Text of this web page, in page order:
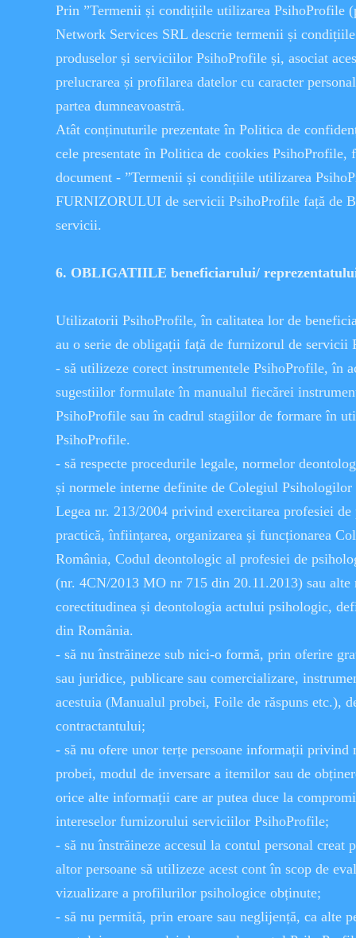
Prin ”Termenii și condițiile utilizarea PsihoProfile
Network Services SRL descrie termenii și
produselor și serviciilor PsihoProfile și, asociat
prelucrarea și profilarea datelor cu caracter
partea dumneavoastră.
Atât conținuturile prezentate în Politica de
cele presentate în Politica de cookies PsihoProfile,
document - ”Termenii și condițiile utilizarea
FURNIZORULUI de servicii PsihoProfile față de
servicii.
6. OBLIGATIILE beneficiarului/
Utilizatorii PsihoProfile, în calitatea lor de
au o serie de obligații față de furnizorul de servicii
- să utilizeze corect instrumentele PsihoProfile, în
sugestiilor formulate în manualul fiecărei
PsihoProfile sau în cadrul stagiilor de formare în
PsihoProfile.
- să respecte procedurile legale, normelor
și normele interne definite de Colegiul
Legea nr. 213/2004 privind exercitarea profesiei
practică, înființarea, organizarea și funcționarea
România, Codul deontologic al profesiei de
(nr. 4CN/2013 MO nr 715 din 20.11.2013) sau alte
corectitudinea și deontologia actului psihologic,
din România.
- să nu înstrăineze sub nici-o formă, prin oferire
sau juridice, publicare sau comercializare,
acestuia (Manualul probei, Foile de răspuns etc.),
contractantului;
- să nu ofere unor terțe persoane informații privind
probei, modul de inversare a itemilor sau de
orice alte informații care ar putea duce la
intereselor furnizorului serviciilor PsihoProfile;
- să nu înstrăineze accesul la contul personal creat
altor persoane să utilizeze acest cont în scop de
vizualizare a profilurilor psihologice obținute;
- să nu permită, prin eroare sau neglijență, ca alte